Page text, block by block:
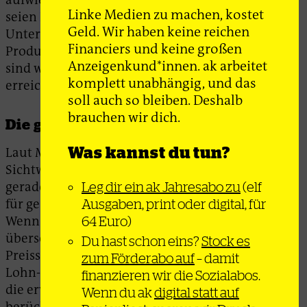
seien Nachfragesteigerungen, die die
Unternehmen an die Grenzen ihrer
Produktionskapazitäten bringen. Diese Grenzen
sind weder in Deutschland noch in Europa
erreicht.
Die gefährliche Lohn-Preis-Spirale
Laut Mainstream-VWL-Lehrbuch ist diese
Sichtweise falsch. Vielmehr könne eine Inflation
gerade durch höhere Löhne (eine Voraussetzung
für gesteigerte Nachfrage) getrieben werden.
Wenn die Nominallöhne die Produktivität
überschreiten, kann es demzufolge zu deutlichen
Preissteigerungen kommen. Die sogenannte
Lohn-Preis-Spirale, der zufolge Gewerkschaften
die erwartete Inflation in ihren Lohnforderungen
Linke Medien zu machen, kostet
Geld. Wir haben keine reichen
Financiers und keine großen
Anzeigenkund*innen. ak arbeitet
komplett unabhängig, und das
soll auch so bleiben. Deshalb
brauchen wir dich.
Was kannst du tun?
Leg dir ein ak Jahresabo zu(elf
Ausgaben, print oder digital, für
64 Euro)
Du hast schon eins?Stock es
zum Förderabo auf– damit
finanzieren wir die Sozialabos.
Wenn du akdigital statt auf